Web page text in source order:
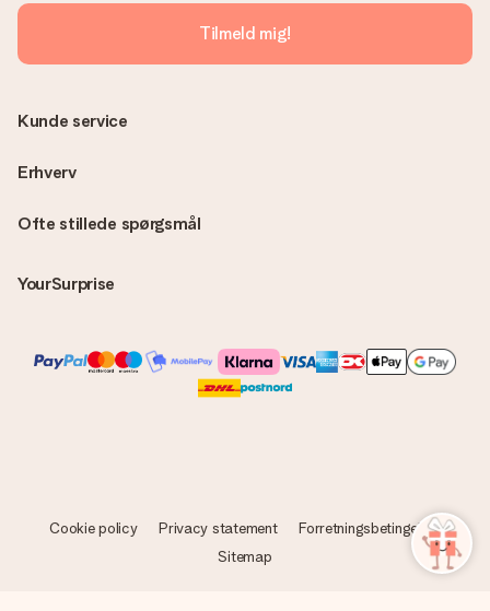
Tilmeld mig!
Ofte stillede spørgsmål
YourSurprise
Kunde service
Erhverv
Cookie policy Privacy statement
Forretningsbetingelser
Sitemap